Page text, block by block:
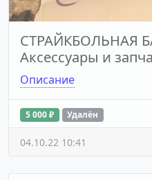
СТРАЙКБОЛЬНАЯ
Аксессуары и
Описание
5 000 ₽ Удалён
04.10.22 10:41